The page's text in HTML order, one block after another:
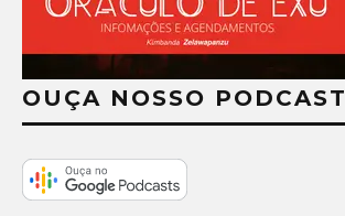
OUÇA NOSSO PODCAST